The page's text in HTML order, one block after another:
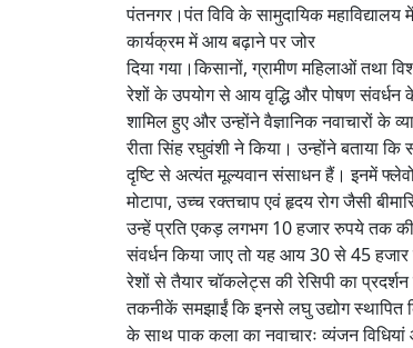
पंतनगर।पंत विवि के सामुदायिक
कार्यक्रम में आय बढ़ाने पर जोर
दिया गया।किसानों, ग्रामीण महिलाओं तथा
रेशों के उपयोग से आय वृद्धि और पोषण संवर्धन के
शामिल हुए और उन्होंने वैज्ञानिक नवाचारों के
रीता सिंह रघुवंशी ने किया। उन्होंने बताया
दृष्टि से अत्यंत मूल्यवान संसाधन हैं। इनमें
मोटापा, उच्च रक्तचाप एवं हृदय रोग जैसी
उन्हें प्रति एकड़ लगभग 10 हजार रुपये तक
संवर्धन किया जाए तो यह आय 30 से 45
रेशों से तैयार चॉकलेट्स की रेसिपी का
तकनीकें समझाईं कि इनसे लघु उद्योग
के साथ पाक कला का नवाचारः व्यंजन विधियां